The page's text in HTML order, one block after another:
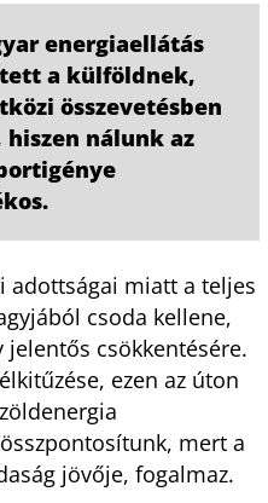
energiaellátás
a külföldnek,
összevetésben
nálunk az
adottságai miatt a teljes
csoda kellene,
csökkentésére.
ezen az úton
mert a
jövője, fogalmaz.